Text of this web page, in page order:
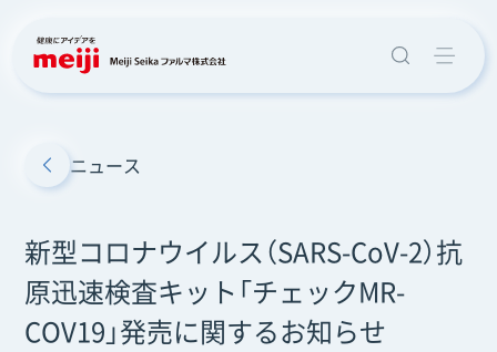
ニュース
新型コロナウイルス（SARS-CoV-2）抗
原迅速検査キット「チェックMR-
COV19」発売に関するお知らせ